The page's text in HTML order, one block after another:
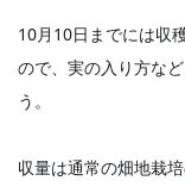
10月10日までには収
ので、実の入り方な
う。
収量は通常の畑地栽